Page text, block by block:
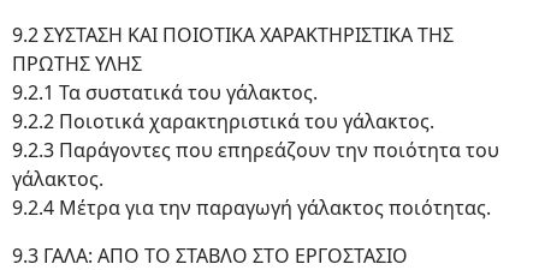
9.2 ΣΥΣΤΑΣΗ ΚΑΙ ΠΟΙΟΤΙΚΑ ΧΑΡΑΚΤΗΡΙΣΤΙΚΑ ΤΗΣ
ΠΡΩΤΗΣ ΥΛΗΣ
9.2.1 Τα συστατικά του γάλακτος.
9.2.2 Ποιοτικά χαρακτηριστικά του γάλακτος.
9.2.3 Παράγοντες που επηρεάζουν την ποιότητα του
γάλακτος.
9.2.4 Μέτρα για την παραγωγή γάλακτος ποιότητας.
9.3 ΓΑΛΑ: ΑΠΟ ΤΟ ΣΤΑΒΛΟ ΣΤΟ ΕΡΓΟΣΤΑΣΙΟ